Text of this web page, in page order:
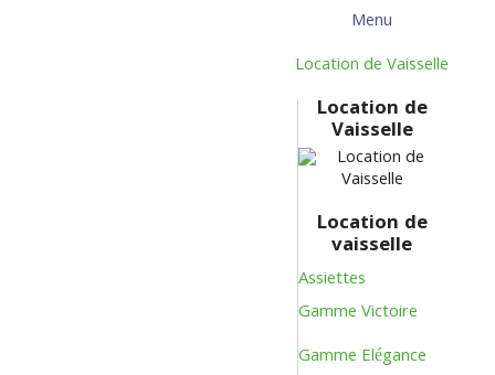
Menu
Location de Vaisselle
Location de
Vaisselle
Location de
vaisselle
Assiettes
Gamme Victoire
Gamme Elégance